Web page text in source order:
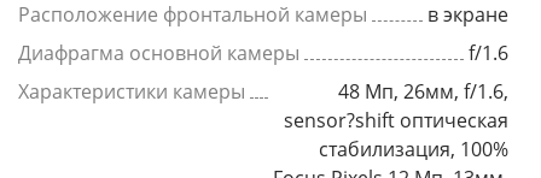
Расположение фронтальной камеры
в экране
Диафрагма основной камеры
f/1.6
Характеристики камеры
48 Мп, 26мм, f/1.6,
sensor?shift оптическая
стабилизация, 100%